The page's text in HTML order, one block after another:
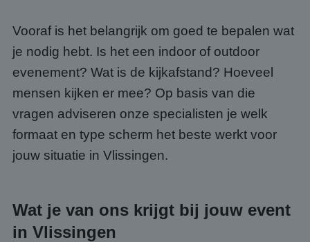
Vooraf is het belangrijk om goed te bepalen wat
je nodig hebt. Is het een indoor of outdoor
evenement? Wat is de kijkafstand? Hoeveel
mensen kijken er mee? Op basis van die
vragen adviseren onze specialisten je welk
formaat en type scherm het beste werkt voor
jouw situatie in Vlissingen.
Wat je van ons krijgt bij jouw event
in Vlissingen